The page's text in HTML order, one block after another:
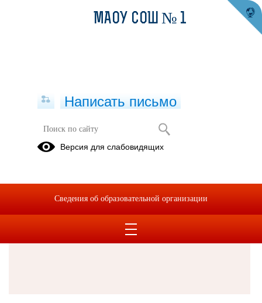
МАОУ СОШ № 1
Написать письмо
Версия для слабовидящих
Сведения об образовательной организации